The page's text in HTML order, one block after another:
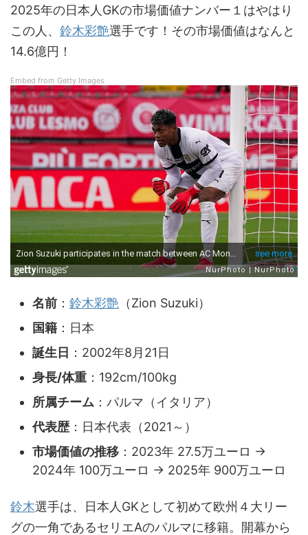
2025年の日本人GKの市場価値ナンバー１はやはり
この人、 鈴木彩艶選手です！その市場価値はなんと
14.6億円！
Embed from Getty Images
名前 ： 鈴木彩艶 （Zion Suzuki）
国籍 ：日本
誕生日 ：2002年8月21日
身長/体重 ：192cm/100kg
所属チーム ：パルマ（イタリア）
代表歴 ：日本代表（2021～）
市場価値の推移 ：2023年 27.5万ユーロ →
2024年 100万ユーロ → 2025年 900万ユーロ
鈴木選手は、日本人GKとして初めて欧州４大リー
グの一角であるセリエAのパルマに移籍。開幕から